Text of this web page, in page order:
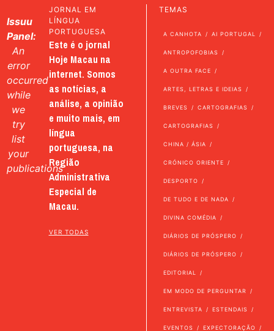
Issuu
Panel:
An
error
occurred
while
we
try
list
your
publications
JORNAL EM
LÍNGUA
PORTUGUESA
Este é o jornal
Hoje Macau na
internet. Somos
as notícias, a
análise, a opinião
e muito mais, em
língua
portuguesa, na
Região
Administrativa
Especial de
Macau.
VER TODAS
TEMAS
A CANHOTA AI PORTUGAL
ANTROPOFOBIAS
A OUTRA FACE
ARTES, LETRAS E IDEIAS
BREVES CARTOGRAFIAS
CARTOGRAFIAS
CHINA / ÁSIA
CRÓNICO ORIENTE
DESPORTO
DE TUDO E DE NADA
DIVINA COMÉDIA
DIÁRIOS DE PRÓSPERO
DIÁRIOS DE PRÓSPERO
EDITORIAL
EM MODO DE PERGUNTAR
ENTREVISTA ESTENDAIS
EVENTOS EXPECTORAÇÃO